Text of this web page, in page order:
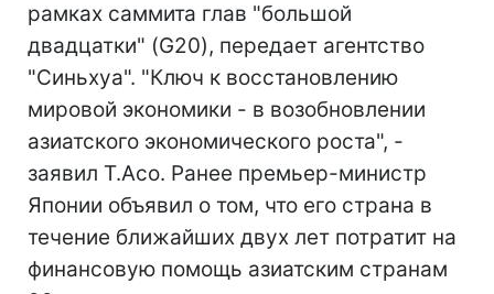
рамках саммита глав "большой
двадцатки" (G20), передает агентство
"Синьхуа". "Ключ к восстановлению
мировой экономики - в возобновлении
азиатского экономического роста", -
заявил Т.Асо. Ранее премьер-министр
Японии объявил о том, что его страна в
течение ближайших двух лет потратит на
финансовую помощь азиатским странам